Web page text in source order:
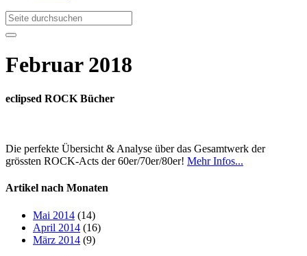
Februar 2018
eclipsed ROCK Bücher
Die perfekte Übersicht & Analyse über das Gesamtwerk der
grössten ROCK-Acts der 60er/70er/80er! Mehr Infos...
Artikel nach Monaten
Mai 2014 (14)
April 2014 (16)
März 2014 (9)